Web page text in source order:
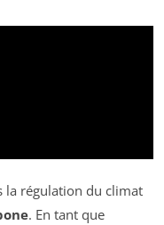
la régulation du climat
. En tant que